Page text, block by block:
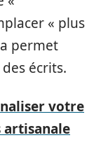
« plus
permet
écrits.
votre
artisanale